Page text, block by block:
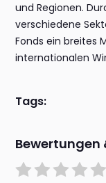
und Regionen.
verschiedene
Fonds ein breites
internationalen
Tags: